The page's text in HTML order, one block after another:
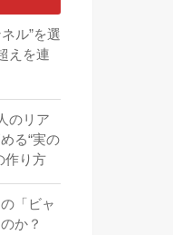
ル”を選
えを連
のリア
る“実の
作り方
「ビャ
か？